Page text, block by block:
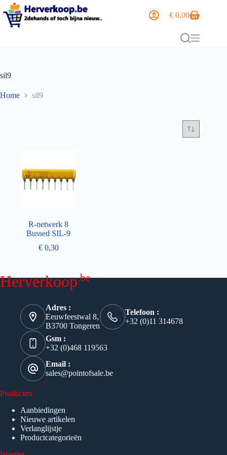
€ 0,00
sil9
Home sil9
R-netwerk 8
Bussed SIL-9
€0,30
Herverkoop.be
Adres :
Eeuwfeestwal 8,
B3700 Tongeren
Telefoon :
+32 (0)11 314678
Gsm :
+32 (0)468 119563
Email :
sales@pointofsale.be
Producten
Aanbiedingen
Nieuwe artikelen
Verlanglijstje
Productcategorieën